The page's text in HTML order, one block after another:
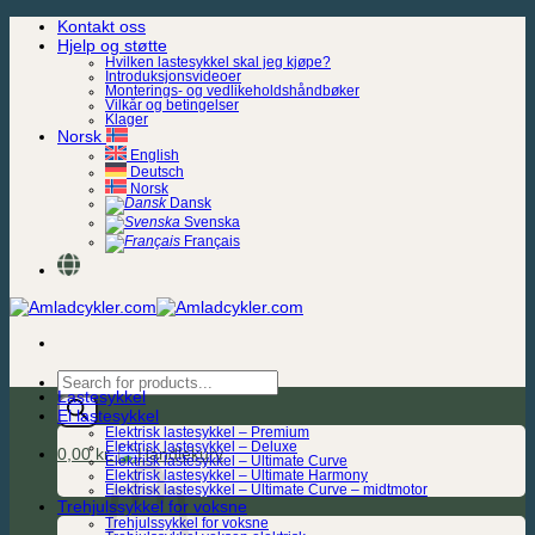
Skip
Kontakt oss
Hjelp og støtte
Hvilken lastesykkel skal jeg kjøpe?
Introduksjonsvideoer
Monterings- og vedlikeholdshåndbøker
Vilkår og betingelser
Klager
Norsk
English
Deutsch
Norsk
Dansk
Svenska
Français
Products
search
0,00kr.
Lastesykkel
El lastesykkel
Elektrisk lastesykkel – Premium
Elektrisk lastesykkel – Deluxe
Elektrisk lastesykkel – Ultimate Curve
Elektrisk lastesykkel – Ultimate Harmony
Elektrisk lastesykkel – Ultimate Curve – midtmotor
Trehjulssykkel for voksne
Trehjulssykkel for voksne